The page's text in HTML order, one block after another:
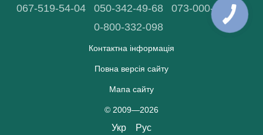
067-519-54-04 050-342-49-68
073-000-90-03
0-800-332-098
Контактна інформація
Повна версія сайту
Мапа сайту
© 2009—2026
Укр Рус